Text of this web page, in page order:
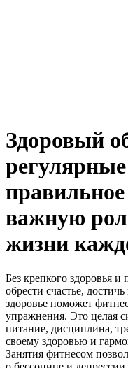
Здоровый
важную
жизни
Без крепкого здоровья
обрести счастье,
здоровье поможет
упражнения. Это целая
питание, дисциплина,
своему здоровью и
Занятия фитнесом